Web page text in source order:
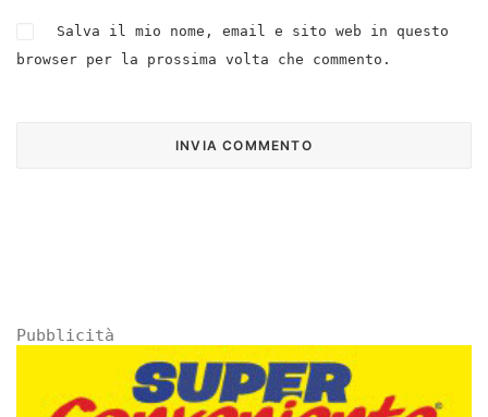
Salva il mio nome, email e sito web in questo
browser per la prossima volta che commento.
Pubblicità